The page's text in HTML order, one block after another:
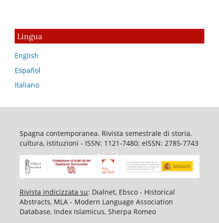
Lingua
English
Español
Italiano
Spagna contemporanea. Rivista semestrale di storia,
cultura, istituzioni - ISSN: 1121-7480; eISSN: 2785-7743
Rivista indicizzata su: Dialnet, Ebsco - Historical
Abstracts, MLA - Modern Language Association
Database, Index Islamicus, Sherpa Romeo